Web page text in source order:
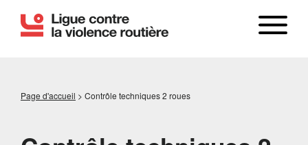
Page d'accueil > Contrôle techniques 2 roues